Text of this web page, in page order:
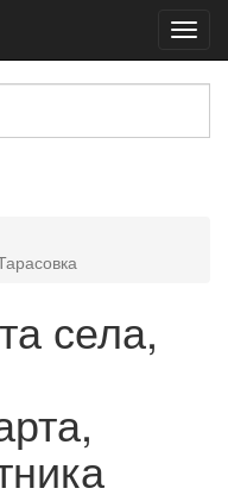
села,